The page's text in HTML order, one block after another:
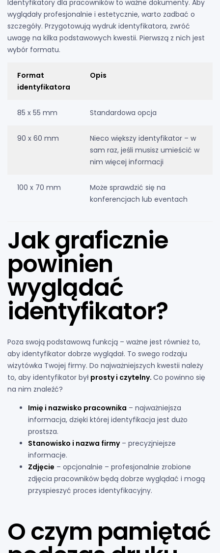
Identyfikatory dla pracowników to ważne dokumenty. Aby
wyglądały profesjonalnie i estetycznie, warto zadbać o
szczegóły. Przygotowują wydruk identyfikatora, zwróć
uwagę na kilka podstawowych kwestii. Pierwszą z nich jest
wybór formatu.
Format
identyfikatora
Opis
85 x 55 mm Standardowa opcja
90 x 60 mm
Nieco większy identyfikator – w
sam raz, jeśli musisz umieścić w
nim więcej informacji
100 x 70 mm
Może sprawdzić się na
konferencjach lub eventach
Jak graficznie
powinien
wyglądać
identyfikator?
Poza swoją podstawową funkcją – ważne jest również to,
aby identyfikator dobrze wyglądał. To swego rodzaju
wizytówka Twojej firmy. Do najważniejszych kwestii należy
to, aby identyfikator był prosty i czytelny. Co powinno się
na nim znaleźć?
Imię i nazwisko pracownika – najważniejsza
informacja, dzięki której identyfikacja jest dużo
prostsza.
Stanowisko i nazwa firmy– precyzjniejsze
informacje.
Zdjęcie – opcjonalnie – profesjonalnie zrobione
zdjęcia pracowników będą dobrze wyglądać i mogą
przyspieszyć proces identyfikacyjny.
O czym pamiętać